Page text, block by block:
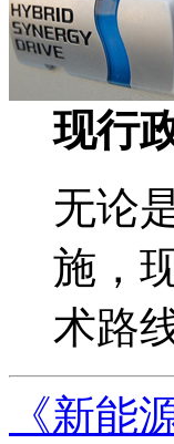
现行
无论
施，
术路
《新能